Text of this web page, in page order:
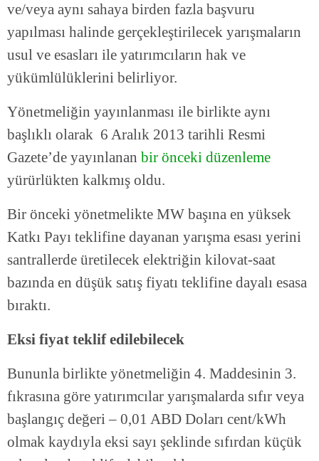
ve/veya aynı sahaya birden fazla başvuru
yapılması halinde gerçekleştirilecek yarışmaların
usul ve esasları ile yatırımcıların hak ve
yükümlülüklerini belirliyor.
Yönetmeliğin yayınlanması ile birlikte aynı
başlıklı olarak 6 Aralık 2013 tarihli Resmi
Gazete’de yayınlanan bir önceki düzenleme
yürürlükten kalkmış oldu.
Bir önceki yönetmelikte MW başına en yüksek
Katkı Payı teklifine dayanan yarışma esası yerini
santrallerde üretilecek elektriğin kilovat-saat
bazında en düşük satış fiyatı teklifine dayalı esasa
bıraktı.
Eksi fiyat teklif edilebilecek
Bununla birlikte yönetmeliğin 4. Maddesinin 3.
fıkrasına göre yatırımcılar yarışmalarda sıfır veya
başlangıç değeri – 0,01 ABD Doları cent/kWh
olmak kaydıyla eksi sayı şeklinde sıfırdan küçük